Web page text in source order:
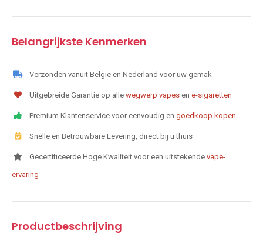
Belangrijkste Kenmerken
Verzonden vanuit België en Nederland voor uw gemak
Uitgebreide Garantie op alle wegwerp vapes en e-sigaretten
Premium Klantenservice voor eenvoudig en goedkoop kopen
Snelle en Betrouwbare Levering, direct bij u thuis
Gecertificeerde Hoge Kwaliteit voor een uitstekende vape-
ervaring
Productbeschrijving